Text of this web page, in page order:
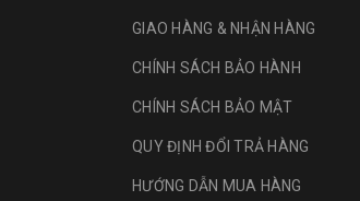
GIAO HÀNG & NHẬN HÀNG
CHÍNH SÁCH BẢO HÀNH
CHÍNH SÁCH BẢO MẬT
QUY ĐỊNH ĐỔI TRẢ HÀNG
HƯỚNG DẪN MUA HÀNG